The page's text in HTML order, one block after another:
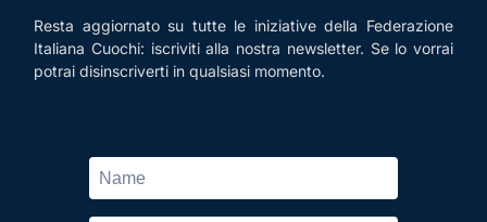
Resta aggiornato su tutte le iniziative della Federazione
Italiana Cuochi: iscriviti alla nostra newsletter. Se lo vorrai
potrai disinscriverti in qualsiasi momento.